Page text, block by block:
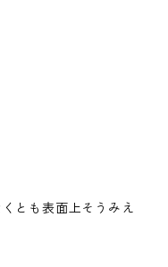
とも表面上そうみえ